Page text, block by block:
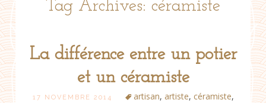
Tag Archives: céramiste
La différence entre un potier
et un céramiste
17 NOVEMBRE 2014 artisan, artiste, céramiste,